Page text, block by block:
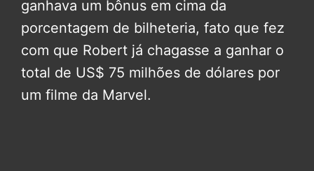
ganhava um bônus em cima da
porcentagem de bilheteria, fato que fez
com que Robert já chagasse a ganhar o
total de US$ 75 milhões de dólares por
um filme da Marvel.